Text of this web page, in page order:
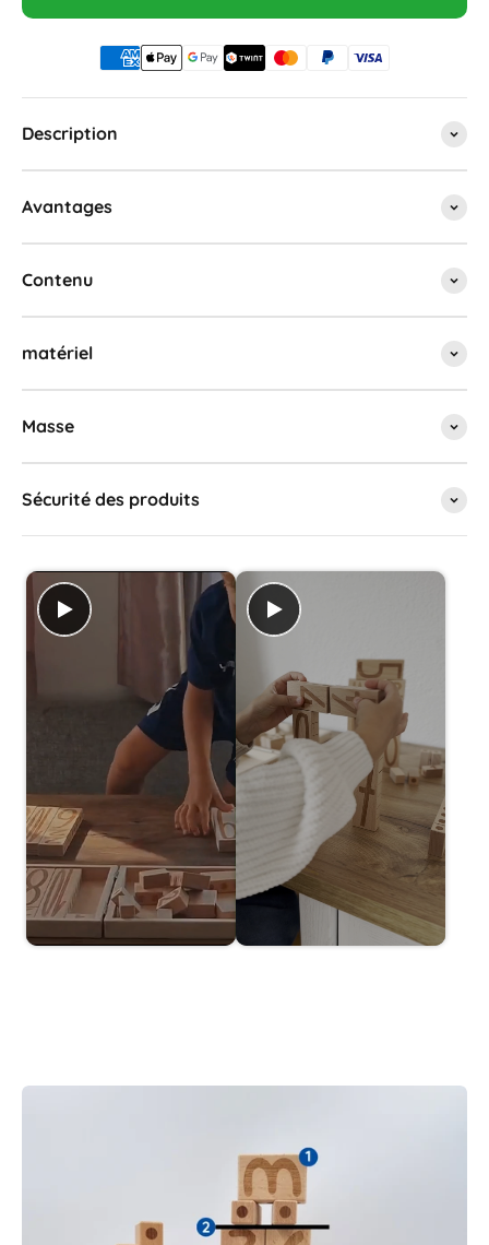
Description
Avantages
Contenu
matériel
Masse
Sécurité des produits